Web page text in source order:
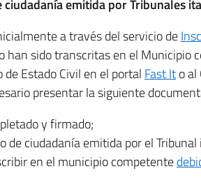
emitida por Tribunales
a través del servicio de
han sido transcritas en el Municipio
Estado Civil en el portal Fast Ito al
presentar la siguiente
y firmado;
de ciudadanía emitida por el
en el municipio competente